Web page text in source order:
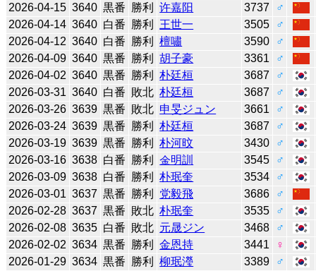
2026-04-15 3640 黒番 勝利 许嘉阳 3737
♂
2026-04-14 3640 白番 勝利 王世一 3505
♂
2026-04-12 3640 白番 勝利 檀嘯 3590
♂
2026-04-09 3640 黒番 勝利 胡子豪 3361
♂
2026-04-02 3640 黒番 勝利 朴廷桓 3687
♂
2026-03-31 3640 白番 敗北 朴廷桓 3687
♂
2026-03-26 3639 黒番 敗北 申旻ジュン 3661
♂
2026-03-24 3639 黒番 勝利 朴廷桓 3687
♂
2026-03-19 3639 黒番 勝利 朴河旼 3430
♂
2026-03-16 3638 白番 勝利 金明訓 3545
♂
2026-03-09 3638 白番 勝利 朴珉奎 3534
♂
2026-03-01 3637 黒番 勝利 党毅飛 3686
♂
2026-02-28 3637 黒番 敗北 朴珉奎 3535
♂
2026-02-08 3635 白番 敗北 元晟ジン 3468
♂
2026-02-02 3634 黒番 勝利 金恩持 3441
♀
2026-01-29 3634 黒番 勝利 柳珉瀅 3389
♂